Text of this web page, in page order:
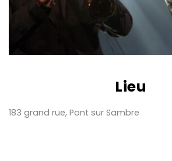
Lieu
183 grand rue, Pont sur Sambre